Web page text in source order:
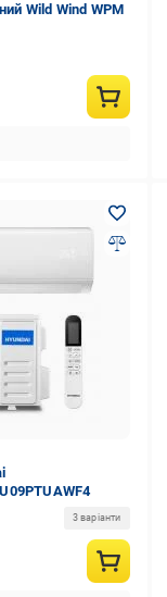
Wild Wind WPM
3 варіанти